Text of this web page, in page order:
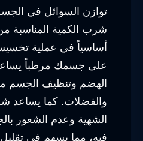
توازن السوائل في
شرب الكمية المناسبة من
أساسياً في عملية
على جسمك مرطباً
الهضم وتنظيف الجسم
والفضلات. كما يساعد
الشهية وعدم الشعور
فيه، مما يسهم في